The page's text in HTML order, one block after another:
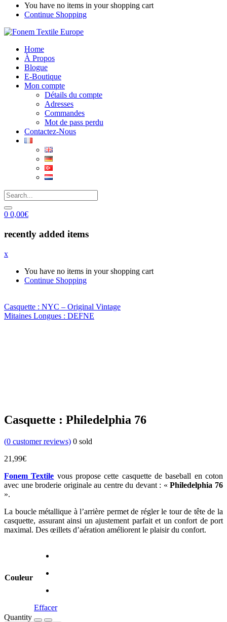
You have no items in your shopping cart
Continue Shopping
Home
À Propos
Blogue
E-Boutique
Mon compte
Détails du compte
Adresses
Commandes
Mot de pass perdu
Contactez-Nous
0 0,00€
recently added items
x
You have no items in your shopping cart
Continue Shopping
Casquette : NYC – Original Vintage
Mitaines Longues : DEFNE
Casquette : Philedelphia 76
(0 customer reviews) 0 sold
21,99€
Fonem Textile vous propose cette casquette de baseball en coton
avec une broderie originale au centre du devant : «Philedelphia 76
».
La boucle métallique à l’arrière permet de régler le tour de tête de la
casquette, assurant ainsi un ajustement parfait et un confort de port
maximal. Des œillets d’aération améliorent le plaisir du confort.
Couleur
Effacer
Quantity